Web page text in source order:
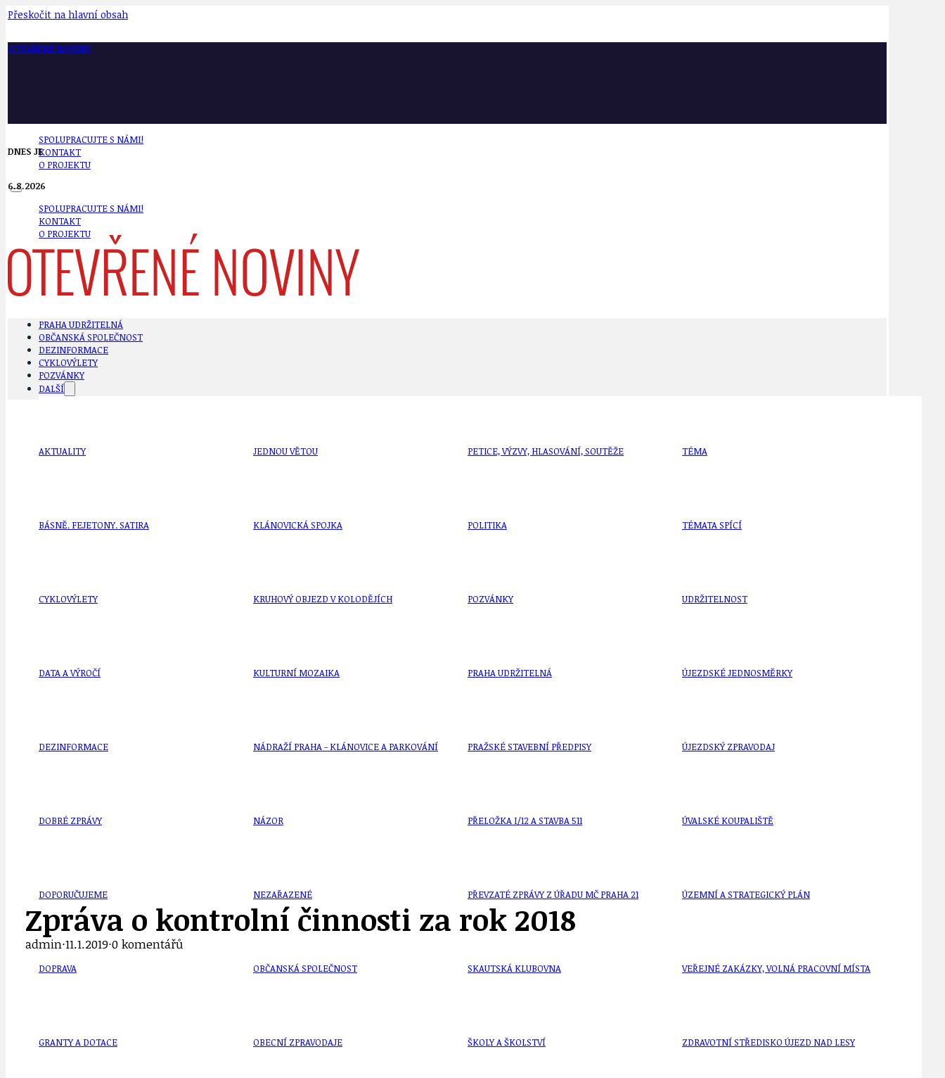
Přeskočit na hlavní obsah
OTEVŘENÉ NOVINY
SPOLUPRACUJTE S NÁMI!
KONTAKT
O PROJEKTU
SPOLUPRACUJTE S NÁMI!
KONTAKT
O PROJEKTU
DNES JE
6.8.2026
PRAHA UDRŽITELNÁ
OBČANSKÁ SPOLEČNOST
DEZINFORMACE
CYKLOVÝLETY
POZVÁNKY
DALŠÍ
AKTUALITY
BÁSNĚ. FEJETONY. SATIRA
CYKLOVÝLETY
DATA A VÝROČÍ
DEZINFORMACE
DOBRÉ ZPRÁVY
DOPORUČUJEME
DOPRAVA
GRANTY A DOTACE
JEDNOU VĚTOU
KLÁNOVICKÁ SPOJKA
KRUHOVÝ OBJEZD V KOLODĚJÍCH
KULTURNÍ MOZAIKA
NÁDRAŽÍ PRAHA - KLÁNOVICE A PARKOVÁNÍ
NÁZOR
NEZAŘAZENÉ
OBČANSKÁ SPOLEČNOST
OBECNÍ ZPRAVODAJE
PETICE, VÝZVY, HLASOVÁNÍ, SOUTĚŽE
POLITIKA
POZVÁNKY
PRAHA UDRŽITELNÁ
PRAŽSKÉ STAVEBNÍ PŘEDPISY
PŘELOŽKA I/12 A STAVBA 511
PŘEVZATÉ ZPRÁVY Z ÚŘADU MČ PRAHA 21
SKAUTSKÁ KLUBOVNA
ŠKOLY A ŠKOLSTVÍ
TÉMA
TÉMATA SPÍCÍ
UDRŽITELNOST
ÚJEZDSKÉ JEDNOSMĚRKY
ÚJEZDSKÝ ZPRAVODAJ
ÚVALSKÉ KOUPALIŠTĚ
ÚZEMNÍ A STRATEGICKÝ PLÁN
VEŘEJNÉ ZAKÁZKY, VOLNÁ PRACOVNÍ MÍSTA
ZDRAVOTNÍ STŘEDISKO ÚJEZD NAD LESY
Zpráva o kontrolní činnosti za rok 2018
admin·11.1.2019·0 komentářů